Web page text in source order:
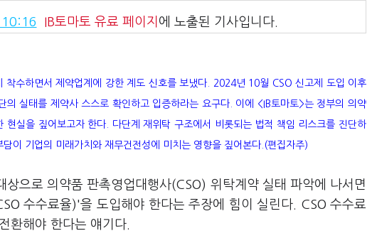
IB토마토 유료 페이지 에 노출된 기사입니다.
착수하면서 제약업계에 강한 계도 신호를 보냈다. 2024년 10월 CSO 신고제 도입 이후
실태를 제약사 스스로 확인하고 입증하라는 요구다. 이에 <IB토마토>는 정부의 의약
현실을 짚어보고자 한다. 다단계 재위탁 구조에서 비롯되는 법적 책임 리스크를 진단하
이 기업의 미래가치와 재무건전성에 미치는 영향을 짚어본다.(편집자주)
으로 의약품 판촉영업대행사(CSO) 위탁계약 실태 파악에 나서면
수수료율)'을 도입해야 한다는 주장에 힘이 실린다. CSO 수수료
환해야 한다는 얘기다.